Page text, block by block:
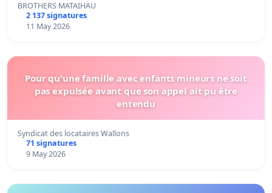
BROTHERS MATAIHAU
2 137 signatures
11 May 2026
Pour qu'une famille avec enfants mineurs ne soit
pas expulsée avant que son appel ait pu être
entendu
Syndicat des locataires Wallons
71 signatures
9 May 2026